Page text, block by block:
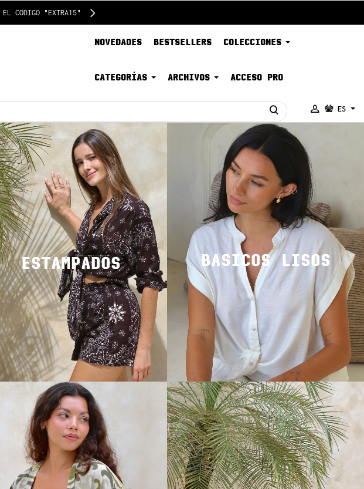
EL CODIGO "EXTRA15"
NOVEDADES BESTSELLERS COLECCIONES
CATEGORÍAS ARCHIVOS ACCESO PRO
ES
ESTAMPADOS BASICOS LISOS